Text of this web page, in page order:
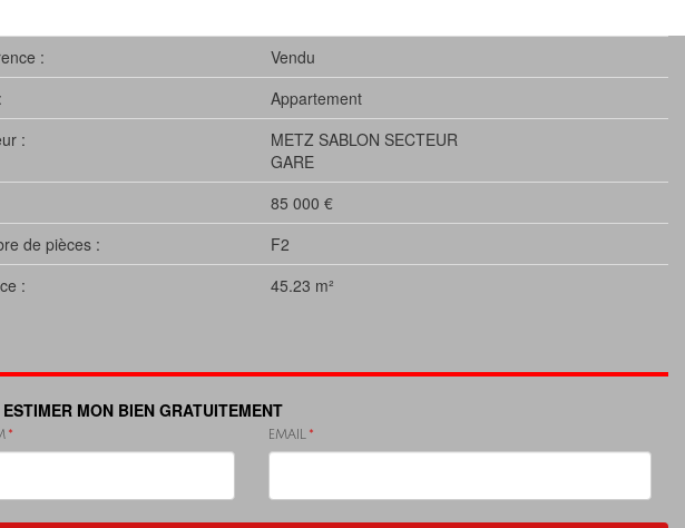
:
Vendu
Appartement
:
METZ SABLON SECTEUR
GARE
85 000 €
de pièces :
F2
:
45.23 m²
ESTIMER MON BIEN GRATUITEMENT
EMAIL